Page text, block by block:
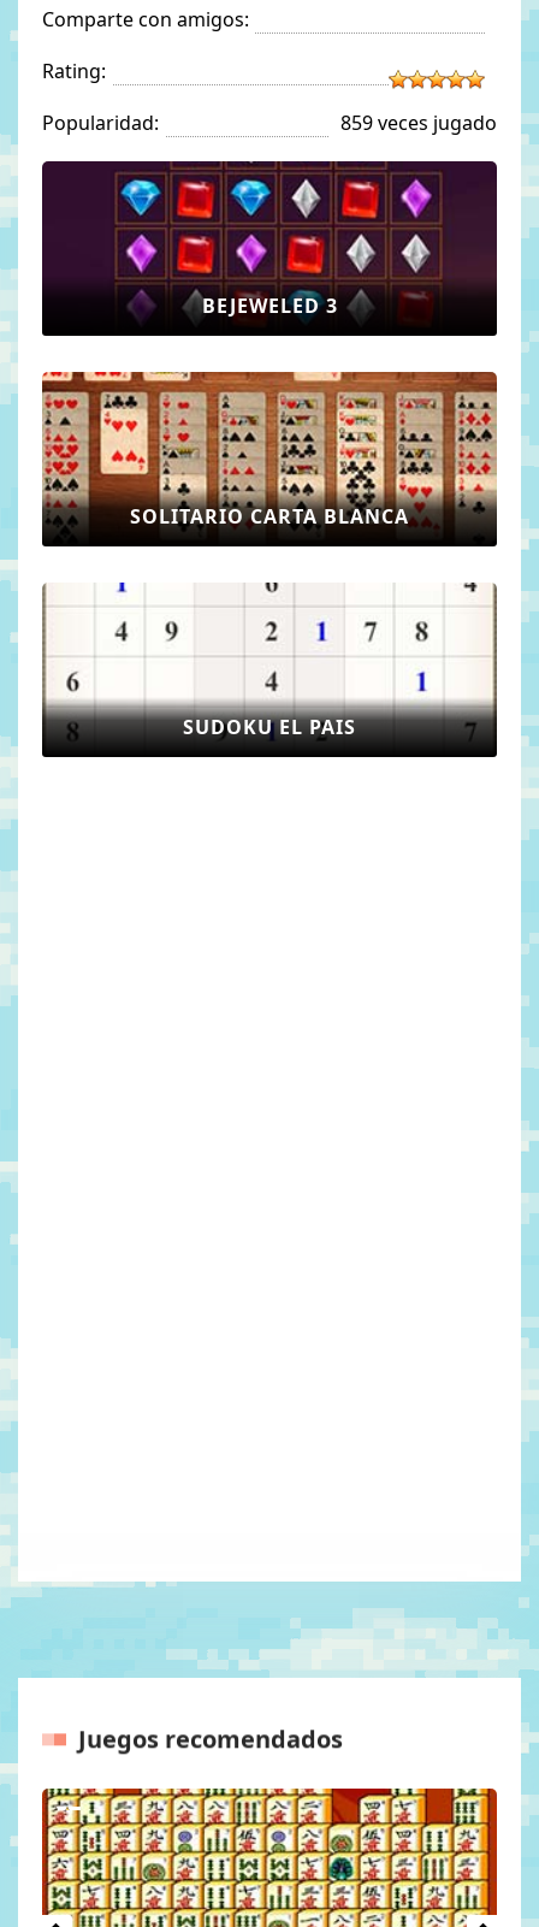
Comparte con amigos:
Rating:
Popularidad:
859 veces jugado
BEJEWELED 3
SOLITARIO CARTA BLANCA
SUDOKU EL PAIS
Juegos recomendados
Anteriores